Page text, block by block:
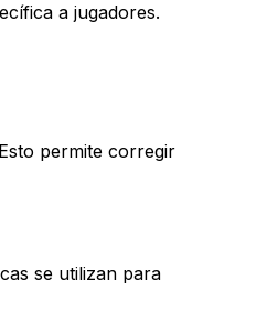
a jugadores.
permite corregir
se utilizan para